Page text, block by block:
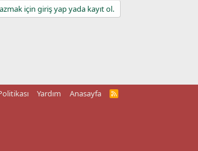
için giriş yap yada kayıt ol.
Yardım Anasayfa
R